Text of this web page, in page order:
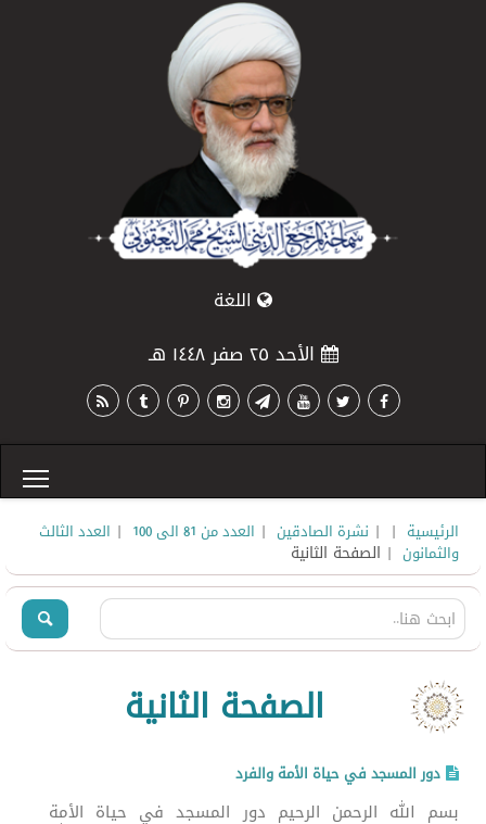
اللغة
الأحد ٢٥ صفر ١٤٤٨ هـ
الرئيسية |
| نشرة الصادقين | العدد من 81 الى 100 | العدد الثالث
والثمانون | الصفحة الثانية
الصفحة الثانية
دور المسجد في حياة الأمة والفرد
بسم الله الرحمن الرحيم دور المسجد في حياة الأمة